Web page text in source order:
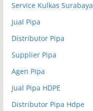
Service Kulkas Surabaya
Jual Pipa
Distributor Pipa
Supplier Pipa
Agen Pipa
Jual Pipa HDPE
Distributor Pipa Hdpe